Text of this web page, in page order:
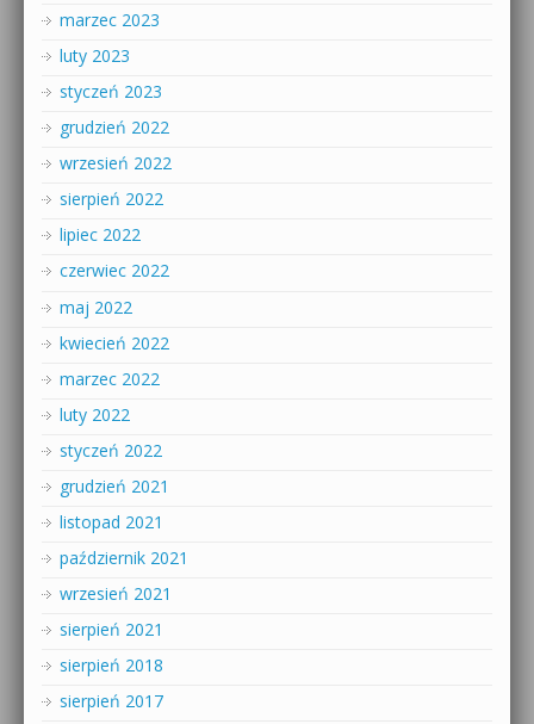
marzec 2023
luty 2023
styczeń 2023
grudzień 2022
wrzesień 2022
sierpień 2022
lipiec 2022
czerwiec 2022
maj 2022
kwiecień 2022
marzec 2022
luty 2022
styczeń 2022
grudzień 2021
listopad 2021
październik 2021
wrzesień 2021
sierpień 2021
sierpień 2018
sierpień 2017